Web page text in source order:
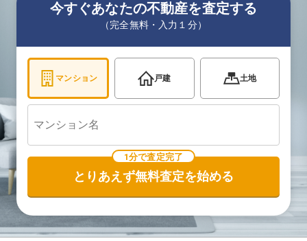
今すぐあなたの不動産を査定する
（完全無料・入力１分）
マンション 戸建 土地
1分で査定完了
とりあえず無料査定を始める